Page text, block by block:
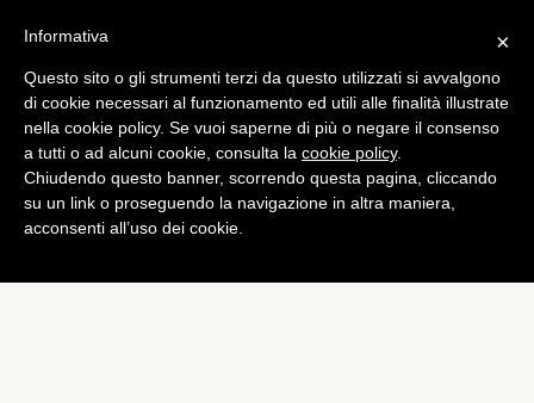
Computer
Annunci pubblicitari in
Windows 8: ecco come
potrebbero integrarsi
diGiacomo Richichi
×
Informativa
Questo sito o gli strumenti terzi da questo utilizzati si avvalgono
di cookie necessari al funzionamento ed utili alle finalità illustrate
nella cookie policy. Se vuoi saperne di più o negare il consenso
a tutti o ad alcuni cookie, consulta la cookie policy.
Chiudendo questo banner, scorrendo questa pagina, cliccando
su un link o proseguendo la navigazione in altra maniera,
acconsenti all’uso dei cookie.